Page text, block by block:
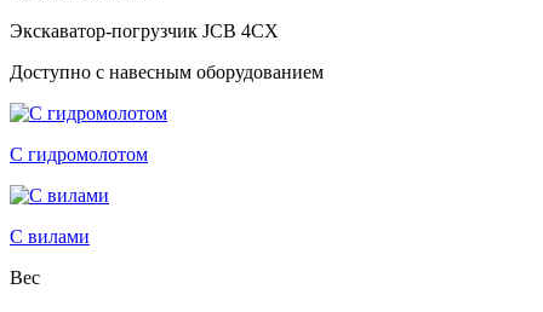
Экскаватор-погрузчик JCB 4CX
Доступно с навесным оборудованием
С гидромолотом
С вилами
Вес